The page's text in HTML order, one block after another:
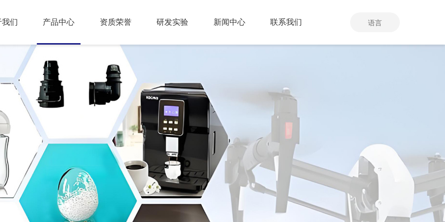
们 产品中心 资质荣誉 研发实验 新闻中心 联系我们 语言